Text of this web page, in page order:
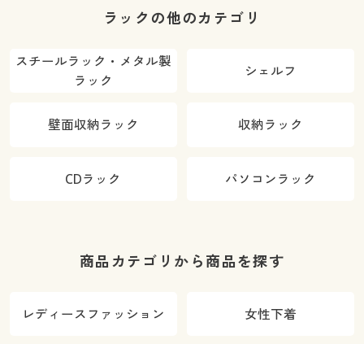
ラックの他のカテゴリ
スチールラック・メタル製
ラック
シェルフ
壁面収納ラック 収納ラック
CDラック パソコンラック
商品カテゴリから商品を探す
レディースファッション 女性下着